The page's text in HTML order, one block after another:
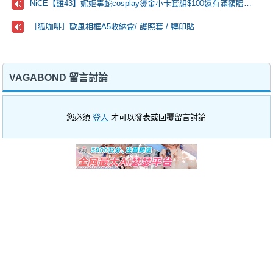
［狐咖啡］歐風相框A5收納盒/ 護照套 / 轉印貼
VAGABOND 留言討論
您必須登入 才可以發表或回覆留言討論